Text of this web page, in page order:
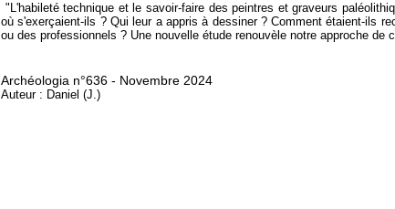
"L'habileté technique et le savoir-faire des peintres et graveurs
où s'exerçaient-ils ? Qui leur a appris à dessiner ? Comment étaient-ils
ou des professionnels ? Une nouvelle étude renouvèle notre approche de
Archéologia n°636 - Novembre 2024
Auteur : Daniel (J.)